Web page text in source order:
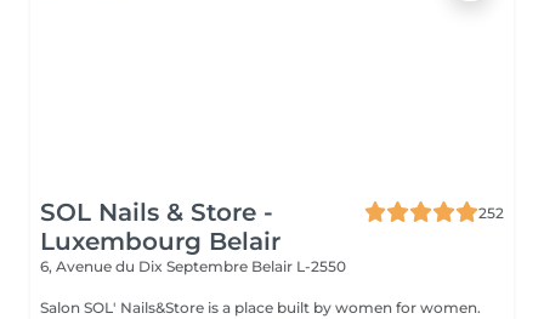
SOL Nails & Store -
Luxembourg Belair
252
6, Avenue du Dix Septembre Belair L-2550
Salon SOL' Nails&Store is a place built by women for women.